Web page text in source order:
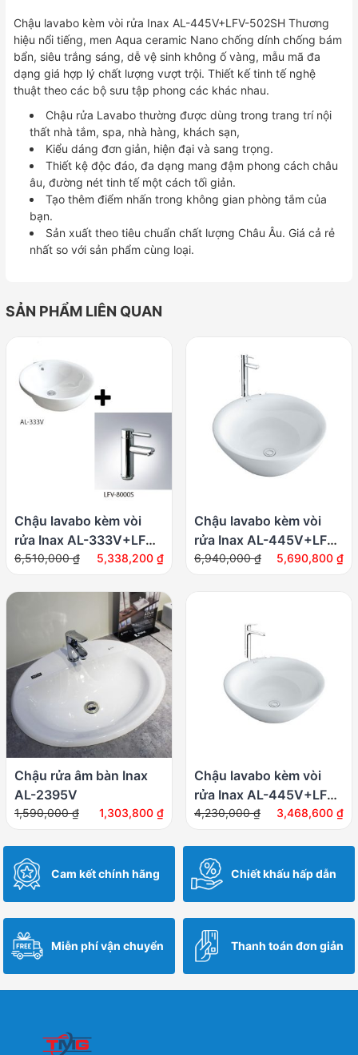
445V+LFV-
502SH
số
lượng
Chậu lavabo kèm vòi rửa Inax AL-445V+LFV-502SH Thương
hiệu nổi tiếng, men Aqua ceramic Nano chống dính chống bám
bẩn, siêu trắng sáng, dễ vệ sinh không ố vàng, mẫu mã đa
dạng giá hợp lý chất lượng vượt trội. Thiết kế tinh tế nghệ
thuật theo các bộ sưu tập phong các khác nhau.
Chậu rửa Lavabo thường được dùng trong trang trí nội
thất nhà tắm, spa, nhà hàng, khách sạn,
Kiểu dáng đơn giản, hiện đại và sang trọng.
Thiết kệ độc đáo, đa dạng mang đậm phong cách châu
âu, đường nét tinh tế một cách tối giản.
Tạo thêm điểm nhấn trong không gian phòng tắm của
bạn.
Sản xuất theo tiêu chuẩn chất lượng Châu Âu. Giá cả rẻ
nhất so với sản phẩm cùng loại.
SẢN PHẨM LIÊN QUAN
Chậu lavabo kèm vòi
rửa Inax AL-333V+LFV-
8000S
6,510,000₫
Giá
là:
5,338,200 ₫
Giá
tại
5,338,200 ₫.
Chậu lavabo kèm vòi
rửa Inax AL-445V+LFV-
8000SH2
6,940,000₫
Giá
5,690,800 ₫
Giá
5,690,800 ₫.
Chậu rửa âm bàn Inax
AL-2395V
1,590,000₫
Giá
là:
1,590,000 ₫.
1,303,800 ₫
Giá
tại
là:
1,303,800 ₫.
Chậu lavabo kèm vòi
rửa Inax AL-445V+LFV-
1402SH
4,230,000₫
Giá
là:
4,230,000 ₫.
3,468,600 ₫
Giá
tại
là:
3,468,600 ₫.
Cam kết chính hãng Chiết khấu hấp dẫn
Miễn phí vận chuyển Thanh toán đơn giản